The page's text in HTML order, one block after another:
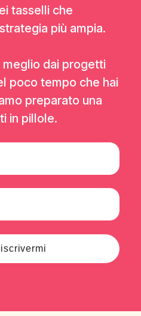
tasselli che
più ampia.
meglio dai progetti
poco tempo che hai
preparato una
in pillole.